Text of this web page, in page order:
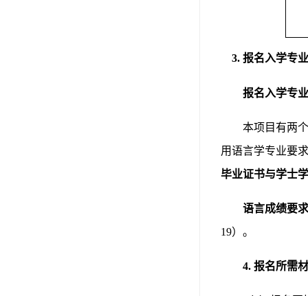
3. 报名入学专
报名入学专
本项目有两
用语言学专业要
毕业证书与学士
语言成绩要求
19）。
4. 报名所需